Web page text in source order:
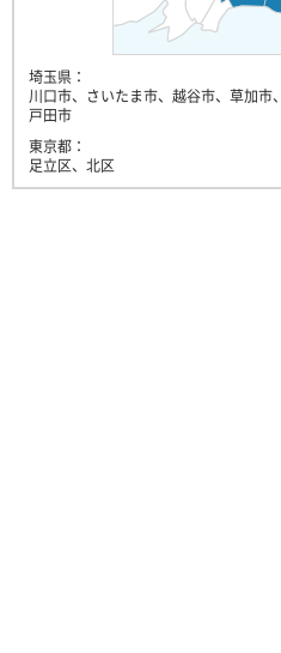
埼玉県：
川口市、さいたま市、越谷市、草加市、
戸田市
東京都：
足立区、北区